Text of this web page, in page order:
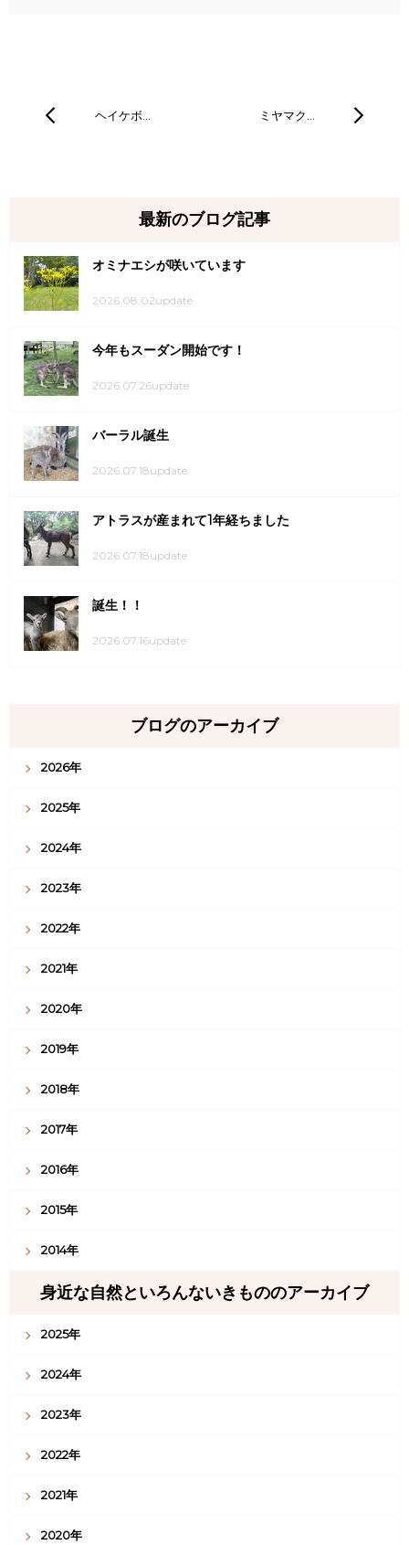
ヘイケボ… ミヤマク…
最新のブログ記事
オミナエシが咲いています
2026.08.02update
今年もスーダン開始です！
2026.07.26update
バーラル誕生
2026.07.18update
アトラスが産まれて1年経ちました
2026.07.18update
誕生！！
2026.07.16update
ブログのアーカイブ
2026年
2025年
2024年
2023年
2022年
2021年
2020年
2019年
2018年
2017年
2016年
2015年
2014年
身近な自然といろんないきもののアーカイブ
2025年
2024年
2023年
2022年
2021年
2020年